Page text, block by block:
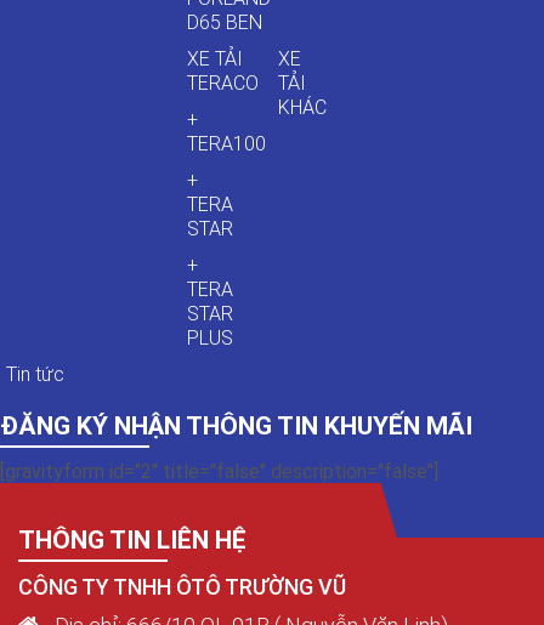
D65 BEN
XE TẢI
TERACO
+
TERA100
+
TERA
STAR
+
TERA
STAR
PLUS
XE
TẢI
KHÁC
Tin tức
ĐĂNG KÝ NHẬN THÔNG TIN KHUYẾN MÃI
[gravityform id="2" title="false" description="false"]
THÔNG TIN LIÊN HỆ
CÔNG TY TNHH ÔTÔ TRƯỜNG VŨ